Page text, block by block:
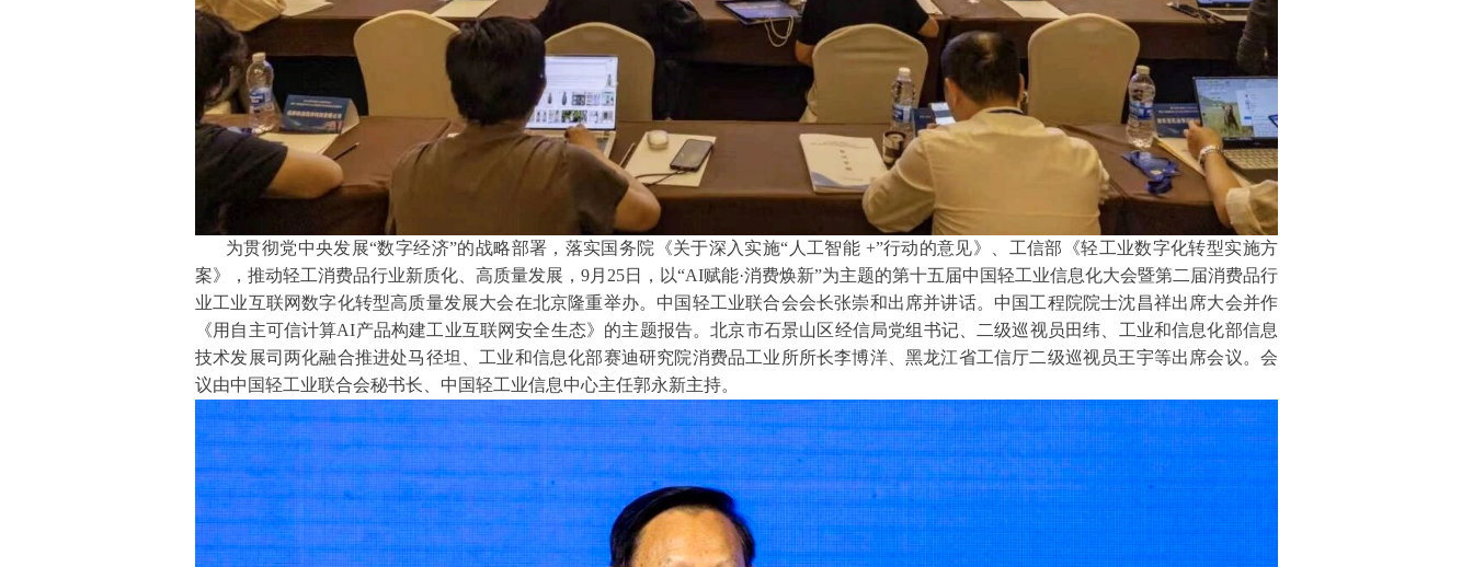
为贯彻党中央发展“数字经济”的战略部署，落实国务院《关于深入实施“人工智能 +”行动的意见》、工信部《轻工业数字化转型实施方
案》，推动轻工消费品行业新质化、高质量发展，9月25日，以“AI赋能·消费焕新”为主题的第十五届中国轻工业信息化大会暨第二届消费品行
业工业互联网数字化转型高质量发展大会在北京隆重举办。中国轻工业联合会会长张崇和出席并讲话。中国工程院院士沈昌祥出席大会并作
《用自主可信计算AI产品构建工业互联网安全生态》的主题报告。北京市石景山区经信局党组书记、二级巡视员田纬、工业和信息化部信息
技术发展司两化融合推进处马径坦、工业和信息化部赛迪研究院消费品工业所所长李博洋、黑龙江省工信厅二级巡视员王宇等出席会议。会
议由中国轻工业联合会秘书长、中国轻工业信息中心主任郭永新主持。